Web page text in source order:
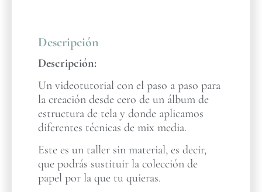
Descripción
Descripción:
Un videotutorial con el paso a paso para
la creación desde cero de un álbum de
estructura de tela y donde aplicamos
diferentes técnicas de mix media.
Este es un taller sin material, es decir,
que podrás sustituir la colección de
papel por la que tu quieras.